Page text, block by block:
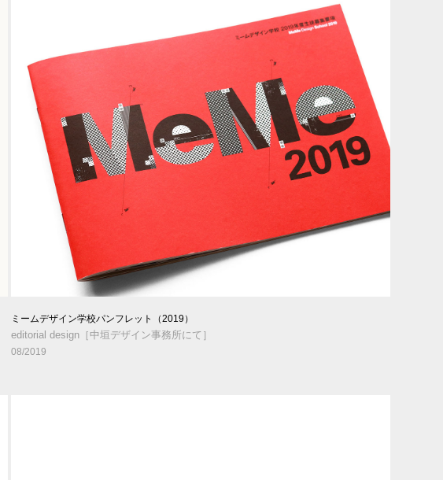
ミームデザイン学校パンフレット（2019）
editorial design［中垣デザイン事務所にて］
08/2019